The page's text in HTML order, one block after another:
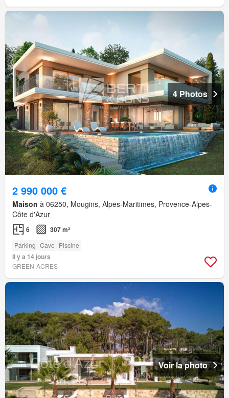
4 Photos
2 990 000 €
Maison à 06250, Mougins, Alpes-Maritimes, Provence-Alpes-
Côte d'Azur
6 307 m²
Parking Cave Piscine
Il y a 14 jours
GREEN-ACRES
Voir la photo